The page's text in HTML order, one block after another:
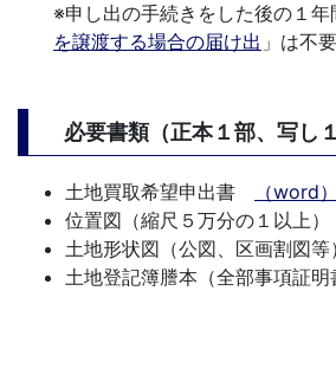
※申し出の手続きをした後の１
を譲渡する場合の届け出 」は不
必要書類（正本１部、写し１
土地買取希望申出書 （word）
位置図（縮尺５万分の１以上）
土地形状図（公図、区画割図等）
土地登記簿謄本（全部事項証明